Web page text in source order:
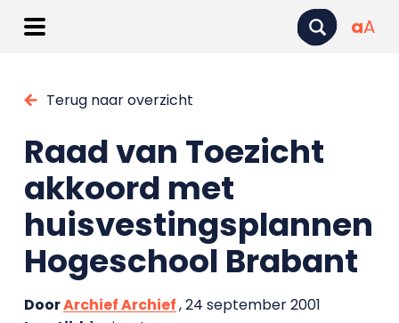
aA
Terug naar overzicht
Raad van Toezicht
akkoord met
huisvestingsplannen
Hogeschool Brabant
DoorArchief Archief, 24 september 2001